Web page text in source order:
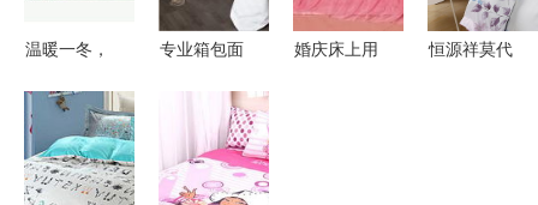
温暖一冬，
——解读冬
季保暖床品
的“绒”世界
专业箱包面
——广州市
白云区江高
强盛棉业加
婚庆床上用
恒源祥莫代